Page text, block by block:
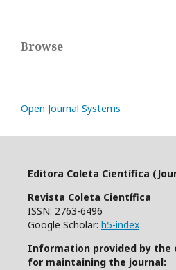
Browse
Open Journal Systems
Editora Coleta Científica
Revista Coleta Científica
ISSN: 2763-6496
Google Scholar: h5-index
Information provided by the
for maintaining the journal: